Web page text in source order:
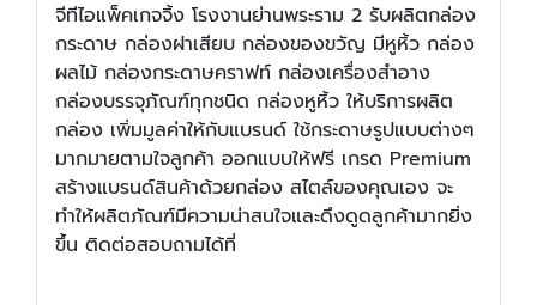
จีทีไอแพ็คเกจจิ้ง โรงงานย่านพระราม 2 รับผลิตกล่อง
กระดาษ กล่องฝาเสียบ กล่องของขวัญ มีหูหิ้ว กล่อง
ผลไม้ กล่องกระดาษคราฟท์ กล่องเครื่องสำอาง
กล่องบรรจุภัณฑ์ทุกชนิด กล่องหูหิ้ว ให้บริการผลิต
กล่อง เพิ่มมูลค่าให้กับแบรนด์ ใช้กระดาษรูปแบบต่างๆ
มากมายตามใจลูกค้า ออกแบบให้ฟรี เกรด Premium
สร้างแบรนด์สินค้าด้วยกล่อง สไตล์ของคุณเอง จะ
ทำให้ผลิตภัณฑ์มีความน่าสนใจและดึงดูดลูกค้ามากยิ่ง
ขึ้น ติดต่อสอบถามได้ที่